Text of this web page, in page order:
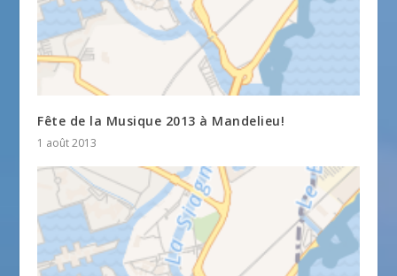
Fête de la Musique 2013 à Mandelieu!
1 août 2013